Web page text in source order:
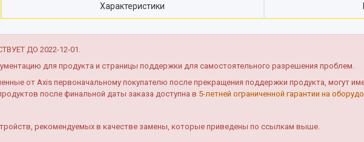
Характеристики
ДО 2022-12-01.
для продукта и страницы поддержки для самостоятельного разрешения проблем.
от Axis первоначальному покупателю после прекращения поддержки продукта, могут
после финальной даты заказа доступна в 5-летней ограниченной гарантии на
рекомендуемых в качестве замены, которые приведены по ссылкам выше.